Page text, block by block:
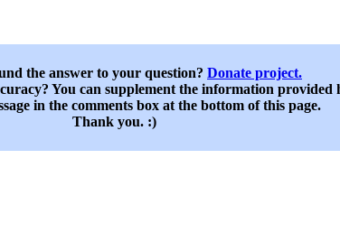
the answer to your question? Donate project.
You can supplement the information provided
in the comments box at the bottom of this page.
Thank you. :)